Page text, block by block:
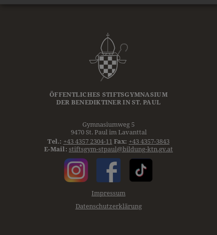
ÖFFENTLICHES STIFTSGYMNASIUM
DER BENEDIKTINERIN ST. PAUL
Gymnasiumweg 5
9470 St. Paul im Lavanttal
Tel.: +43 4357 2304-11 Fax: +43 4357-3843
E-Mail: stiftsgym-stpaul@bildung-ktn.gv.at
Impressum
Datenschutzerklärung